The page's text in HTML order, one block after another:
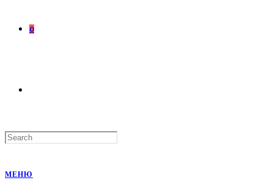
0
МЕНЮ